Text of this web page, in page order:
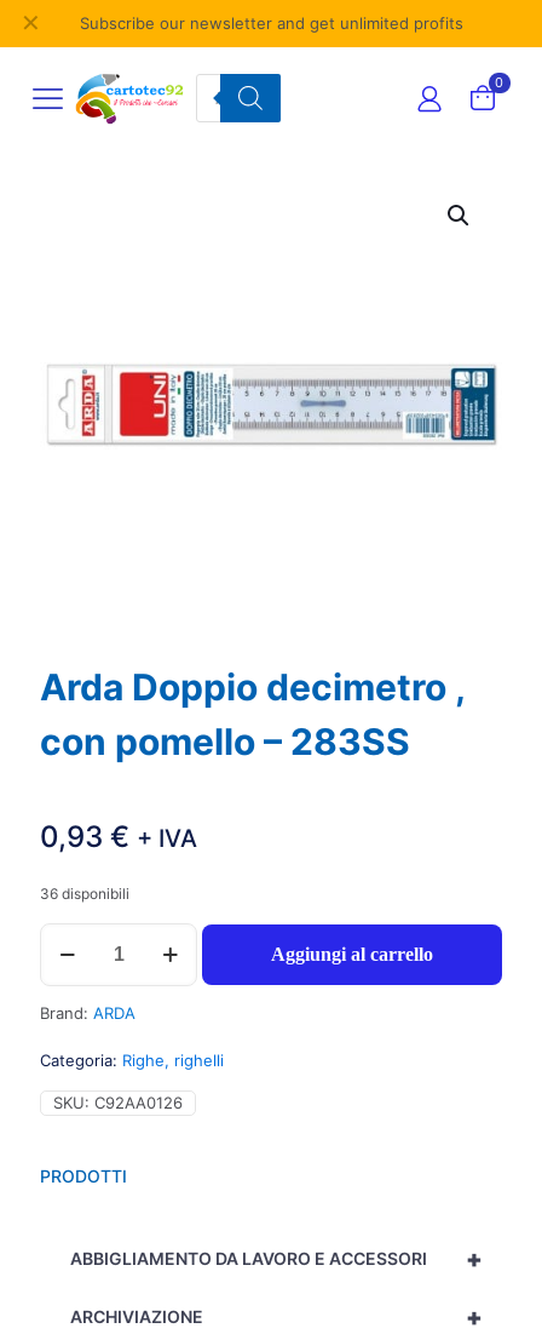
Subscribe our newsletter and get unlimited profits
✕
Products
search
0
PRODOTTI
+
ABBIGLIAMENTO DA LAVORO E ACCESSORI
+
ARCHIVIAZIONE
Arda Doppio decimetro ,
con pomello – 283SS
0,93 € + IVA
36 disponibili
Arda
Doppio
decimetro
,
con
-
283SS
quantità
Aggiungi al carrello
Brand: ARDA
Categoria: Righe, righelli
SKU: C92AA0126